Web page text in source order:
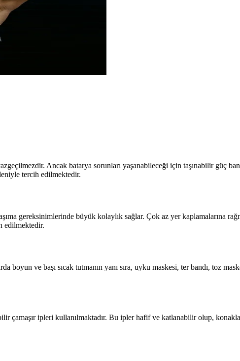
Ancak batarya sorunları yaşanabileceği için taşınabilir güç
tercih edilmektedir.
gereksinimlerinde büyük kolaylık sağlar. Çok az yer kaplamalarına
edilmektedir.
boyun ve başı sıcak tutmanın yanı sıra, uyku maskesi, ter bandı, toz
çamaşır ipleri kullanılmaktadır. Bu ipler hafif ve katlanabilir olup,